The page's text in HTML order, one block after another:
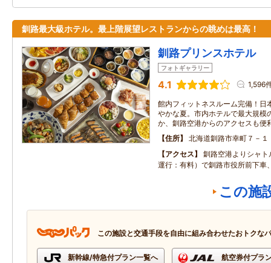
釧路最大級ホテル。最上階展望レストランからの眺めは最高！
釧路プリンスホテル
フォトギャラリー
4.1 1,596
館内フィットネスルーム完備！日
やかな夏。市内ホテルで最大規模
か、釧路空港からのアクセスも便
住所
北海道釧路市幸町７－１
アクセス
釧路空港よりシャ
運行：有料）で釧路市役所前下車
この施
この施設と交通手段を自由に組み合わせたおトクな
新幹線/特急付プラン一覧へ 航空券付プラ